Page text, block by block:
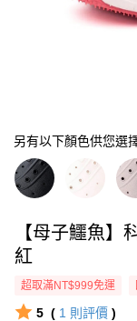
另有以下顏色供您選
【母子鱷魚】
紅
超取滿NT$999免運
5 ( 1 則評價 )